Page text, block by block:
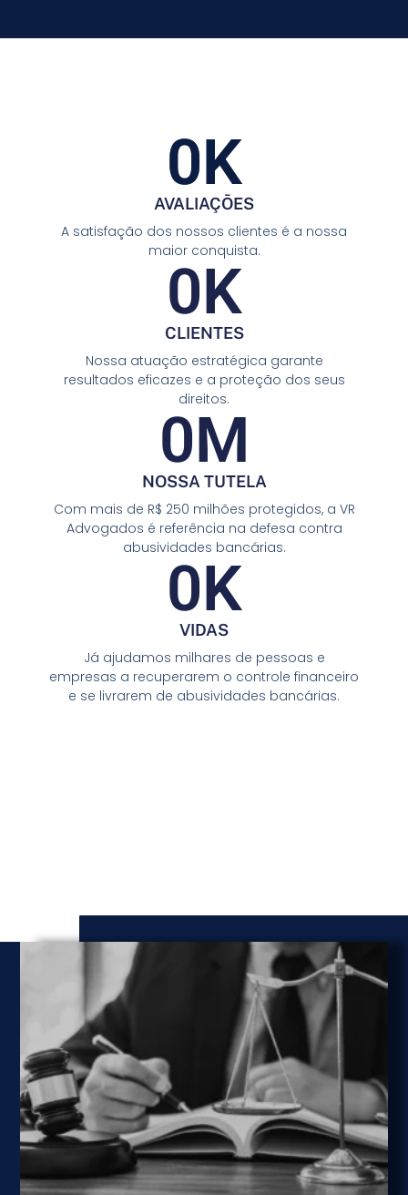
0K
AVALIAÇÕES
A satisfação dos nossos clientes é a nossa
maior conquista.
0K
CLIENTES
Nossa atuação estratégica garante
resultados eficazes e a proteção dos seus
direitos.
0M
NOSSA TUTELA
Com mais de R$ 250 milhões protegidos, a VR
Advogados é referência na defesa contra
abusividades bancárias.
0K
VIDAS
Já ajudamos milhares de pessoas e
empresas a recuperarem o controle financeiro
e se livrarem de abusividades bancárias.